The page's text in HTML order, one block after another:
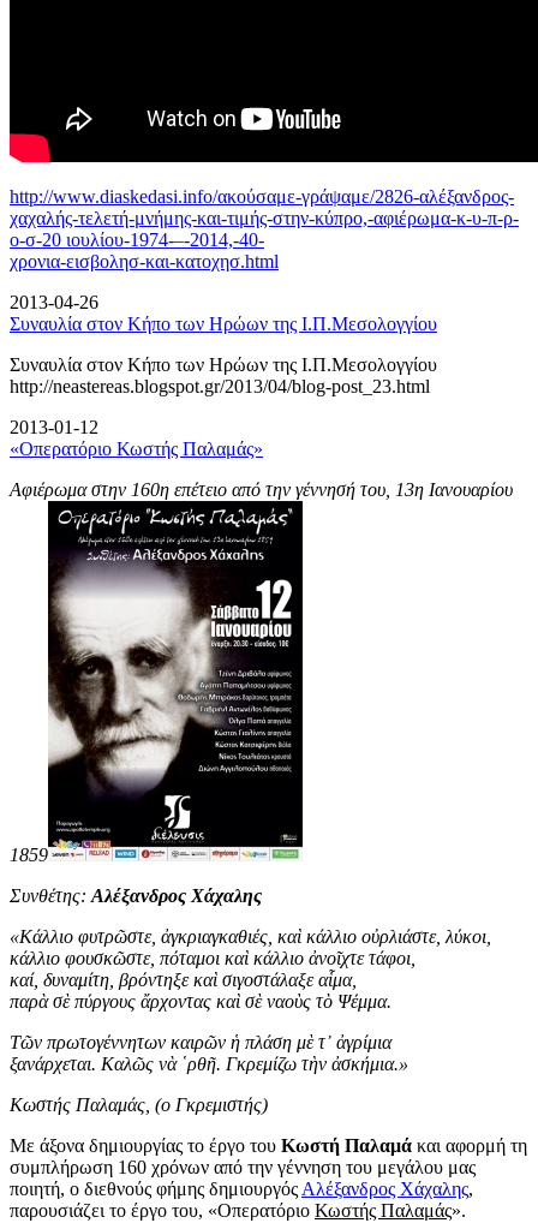
http://www.diaskedasi.info/ακούσαμε-γράψαμε/2826-αλέξανδρος-
χαχαλής-τελετή-μνήμης-και-τιμής-στην-κύπρο,-αφιέρωμα-κ-υ-π-ρ-
ο-σ-20 ιουλίου-1974-–-2014,-40-
χρονια-εισβολησ-και-κατοχησ.html
2013-04-26
Συναυλία στον Κήπο των Ηρώων της Ι.Π.Μεσολογγίου
Συναυλία στον Κήπο των Ηρώων της Ι.Π.Μεσολογγίου
http://neastereas.blogspot.gr/2013/04/blog-post_23.html
2013-01-12
«Οπερατόριο Κωστής Παλαμάς»
Αφιέρωμα στην 160η επέτειο από την γέννησή του, 13η Ιανουαρίου
1859
Συνθέτης: Αλέξανδρος Χάχαλης
«Κάλλιο φυτρῶστε, ἀγκριαγκαθιές, καὶ κάλλιο οὐρλιάστε, λύκοι,
κάλλιο φουσκῶστε, πόταμοι καὶ κάλλιο ἀνοῖχτε τάφοι,
καί, δυναμίτη, βρόντηξε καὶ σιγοστάλαξε αἷμα,
παρὰ σὲ πύργους ἄρχοντας καὶ σὲ ναοὺς τὸ Ψέμμα.
Τῶν πρωτογέννητων καιρῶν ἡ πλάση μὲ τ᾿ ἀγρίμια
ξανάρχεται. Καλῶς νὰ ῾ρθῆ. Γκρεμίζω τὴν ἀσκήμια.»
Κωστής Παλαμάς, (ο Γκρεμιστής)
Με άξονα δημιουργίας το έργο του Κωστή Παλαμά και αφορμή τη
συμπλήρωση 160 χρόνων από την γέννηση του μεγάλου μας
ποιητή, ο διεθνούς φήμης δημιουργός Αλέξανδρος Χάχαλης,
παρουσιάζει το έργο του, «Οπερατόριο Κωστής Παλαμάς».